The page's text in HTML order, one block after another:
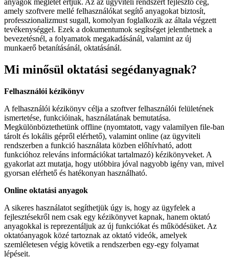
anyagok meglétét értjük. Az az ügyviteli rendszert fejlesztő cég,
amely szoftvere mellé felhasználókat segítő anyagokat biztosít,
professzionalizmust sugall, komolyan foglalkozik az általa végzett
tevékenységgel. Ezek a dokumentumok segítséget jelenthetnek a
bevezetésnél, a folyamatok megakadásánál, valamint az új
munkaerő betanításánál, oktatásánál.
Mi minősül oktatási segédanyagnak?
Felhasználói kézikönyv
A felhasználói kézikönyv célja a szoftver felhasználói felületének
ismertetése, funkcióinak, használatának bemutatása.
Megkülönböztethetünk offline (nyomtatott, vagy valamilyen file-ban
tárolt és lokális gépről elérhető), valamint online (az ügyviteli
rendszerben a funkció használata közben előhívható, adott
funkcióhoz releváns információkat tartalmazó) kézikönyveket. A
gyakorlat azt mutatja, hogy utóbbira jóval nagyobb igény van, mivel
gyorsan elérhető és hatékonyan használható.
Online oktatási anyagok
A sikeres használatot segíthetjük úgy is, hogy az ügyfelek a
fejlesztésekről nem csak egy kézikönyvet kapnak, hanem oktató
anyagokkal is reprezentáljuk az új funkciókat és működésüket. Az
oktatóanyagok közé tartoznak az oktató videók, amelyek
szemléletesen végig követik a rendszerben egy-egy folyamat
lépéseit.